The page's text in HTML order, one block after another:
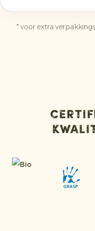
* voor extra